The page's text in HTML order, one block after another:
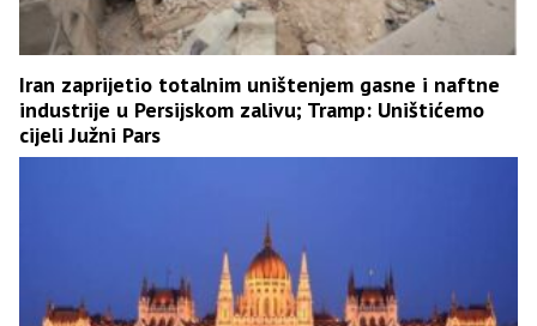
Iran zaprijetio totalnim uništenjem gasne i naftne
industrije u Persijskom zalivu; Tramp: Uništićemo
cijeli Јužni Pars